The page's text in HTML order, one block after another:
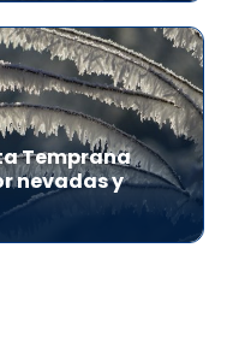
Temprana
nevadas y